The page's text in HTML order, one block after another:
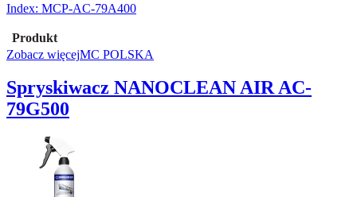
Index: MCP-AC-79A400
Produkt
Zobacz więcejMC POLSKA
Spryskiwacz NANOCLEAN AIR AC-
79G500